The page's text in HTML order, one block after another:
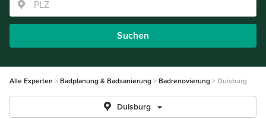
Suchen
Alle Experten Badplanung & Badsanierung Badrenovierung Duisburg
Duisburg